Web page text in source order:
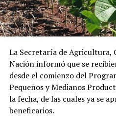
La Secretaría de Agricultura,
Nación informó que se
desde el comienzo del
Pequeños y Medianos
la fecha, de las cuales ya se
beneficarios.